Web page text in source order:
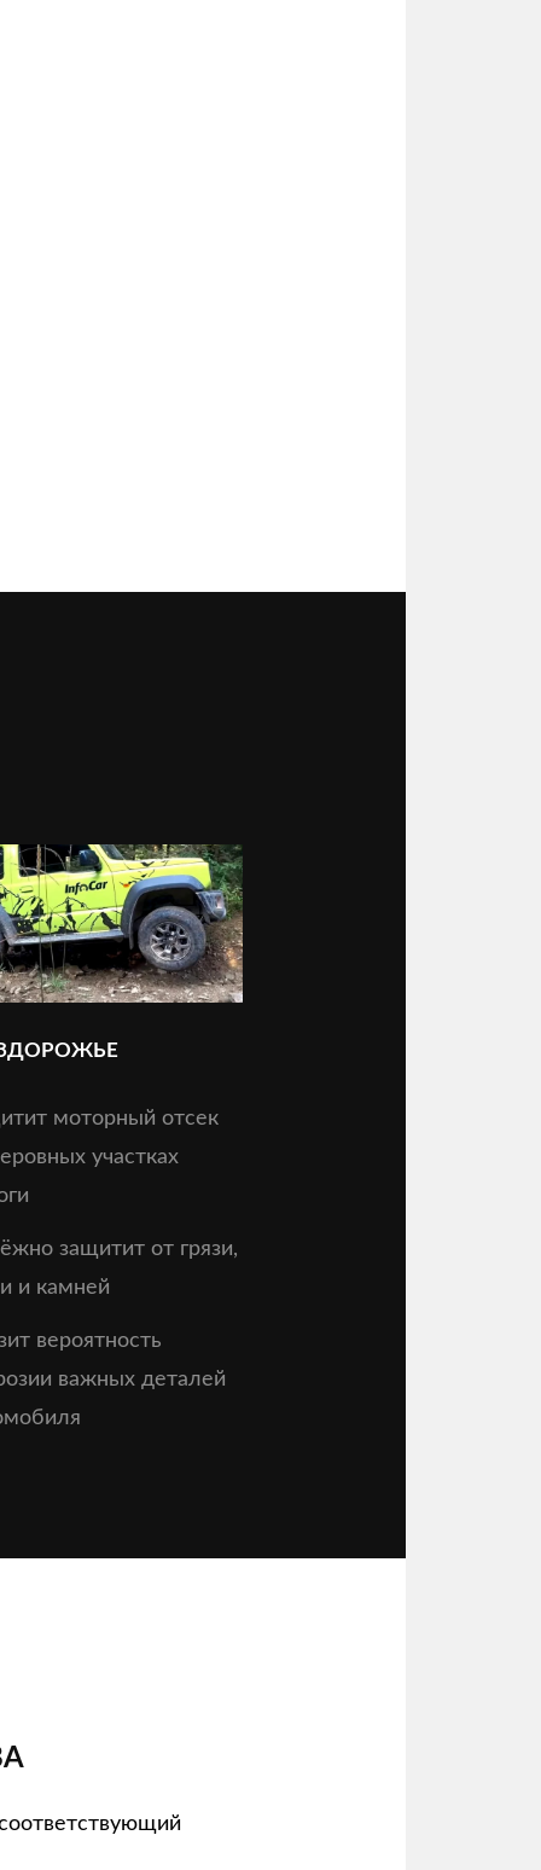
моторный отсек
участках
защитит от грязи,
и камней
вероятность
важных деталей